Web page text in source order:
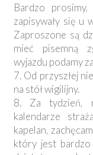
Bardzo
zapisywały się u
Zaproszone są
mieć pisemną
wyjazdu podamy
7. Od przyszłej
na stół wigilijny.
8. Za tydzień,
kalendarze
kapelan,
który jest bardzo